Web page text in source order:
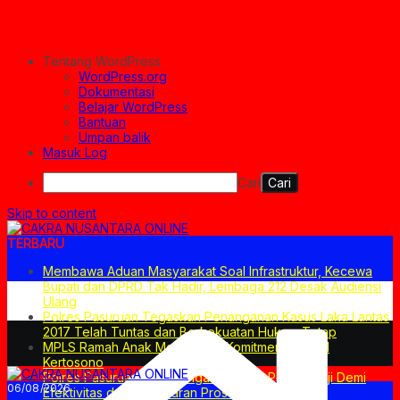
Tentang WordPress
WordPress.org
Dokumentasi
Belajar WordPress
Bantuan
Umpan balik
Masuk Log
Cari
Skip to content
TERBARU
Membawa Aduan Masyarakat Soal Infrastruktur, Kecewa
Bupati dan DPRD Tak Hadir, Lembaga 212 Desak Audiensi
Ulang
Polres Pasuruan Tegaskan Penanganan Kasus Laka Lantas
2017 Telah Tuntas dan Berkekuatan Hukum Tetap
MPLS Ramah Anak Merupakan Komitmen SMPN 1
Kertosono
Polres Pasuruan Mutasi Tiga Penyidik Polsek Beji Demi
Efektivitas dan Kelancaran Proses Penyidikan
06/08/2026